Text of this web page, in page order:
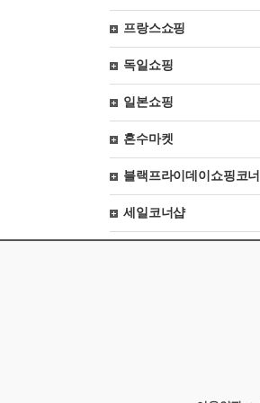
프랑스쇼핑
독일쇼핑
일본쇼핑
혼수마켓
블랙프라이데이쇼핑코너
세일코너샵